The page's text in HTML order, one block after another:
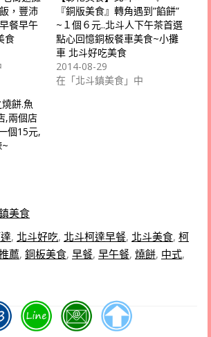
，豐沛
餐早午
食
『銅版美食』轉角遇到”餡餅”
~１個６元..北斗人下午茶首選
點心回憶銅板餐車美食~小攤
車 北斗好吃美食
2014-08-29
在「北斗鎮美食」中
餅.魚
,兩個店
個15元,
美食
, 北斗好吃, 北斗柯達早餐, 北斗美食, 柯
薦, 銅板美食, 早餐, 早午餐, 燒餅, 中式,